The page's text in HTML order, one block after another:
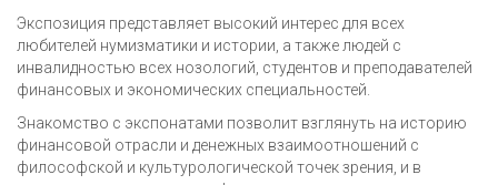
Экспозиция представляет высокий интерес для всех
любителей нумизматики и истории, а также людей с
инвалидностью всех нозологий, студентов и преподавателей
финансовых и экономических специальностей.
Знакомство с экспонатами позволит взглянуть на историю
финансовой отрасли и денежных взаимоотношений с
философской и культурологической точек зрения, и в